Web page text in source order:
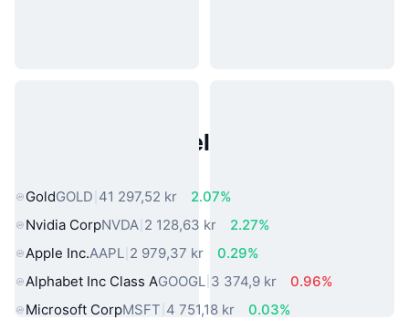
Populære eiendeler fra den
GoldGOLD 41 297,52 kr
2.07%
Nvidia CorpNVDA 2 128,63 kr
2.27%
Apple Inc.AAPL 2 979,37 kr
0.29%
Alphabet Inc Class AGOOGL 3 374,9 kr
0.96%
Microsoft CorpMSFT 4 751,18 kr
0.03%